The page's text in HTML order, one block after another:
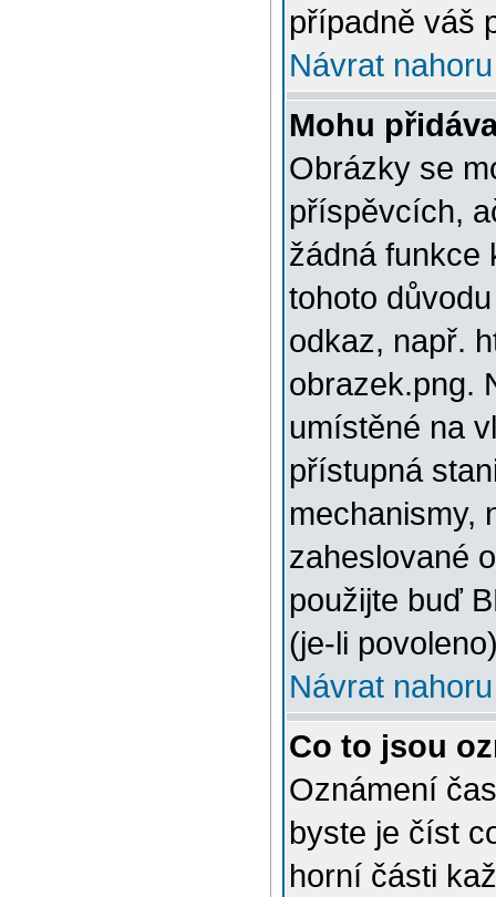
případně váš
Návrat nahoru
Mohu
Obrázky se
příspěvcích,
žádná funkce
tohoto
odkaz, např.
obrazek.png.
umístěné na
přístupná
mechanismy,
zaheslované
použijte buď
(je-li
Návrat nahoru
Co to jsou
Oznámení
byste je číst
horní části